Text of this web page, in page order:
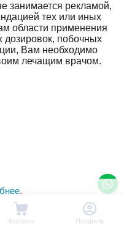
занимается рекламой,
тех или иных
области применения
дозировок, побочных
Вам необходимо
лечащим врачом.
Корзина Профиль
.